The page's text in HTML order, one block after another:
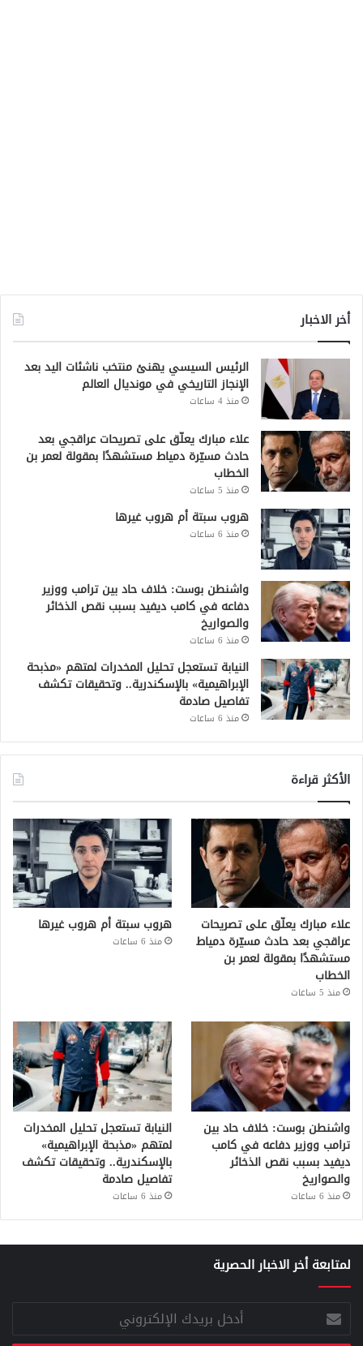
أخر الاخبار
الرئيس السيسي يهنئ منتخب ناشئات اليد بعد
الإنجاز التاريخي في مونديال العالم
منذ 4 ساعات
علاء مبارك يعلّق على تصريحات عراقجي بعد
حادث مسيّرة دمياط مستشهدًا بمقولة لعمر بن
الخطاب
منذ 5 ساعات
هروب سبتة أم هروب غيرها
منذ 6 ساعات
واشنطن بوست: خلاف حاد بين ترامب ووزير
دفاعه في كامب ديفيد بسبب نقص الذخائر
والصواريخ
منذ 6 ساعات
النيابة تستعجل تحليل المخدرات لمتهم «مذبحة
الإبراهيمية» بالإسكندرية.. وتحقيقات تكشف
تفاصيل صادمة
منذ 6 ساعات
الأكثر قراءة
علاء مبارك يعلّق على تصريحات
عراقجي بعد حادث مسيّرة دمياط
مستشهدًا بمقولة لعمر بن
الخطاب
منذ 5 ساعات
هروب سبتة أم هروب غيرها
منذ 6 ساعات
واشنطن بوست: خلاف حاد بين
ترامب ووزير دفاعه في كامب
ديفيد بسبب نقص الذخائر
والصواريخ
منذ 6 ساعات
النيابة تستعجل تحليل المخدرات
لمتهم «مذبحة الإبراهيمية»
بالإسكندرية.. وتحقيقات تكشف
تفاصيل صادمة
منذ 6 ساعات
لمتابعة أخر الاخبار الحصرية
أدخل
بريدك